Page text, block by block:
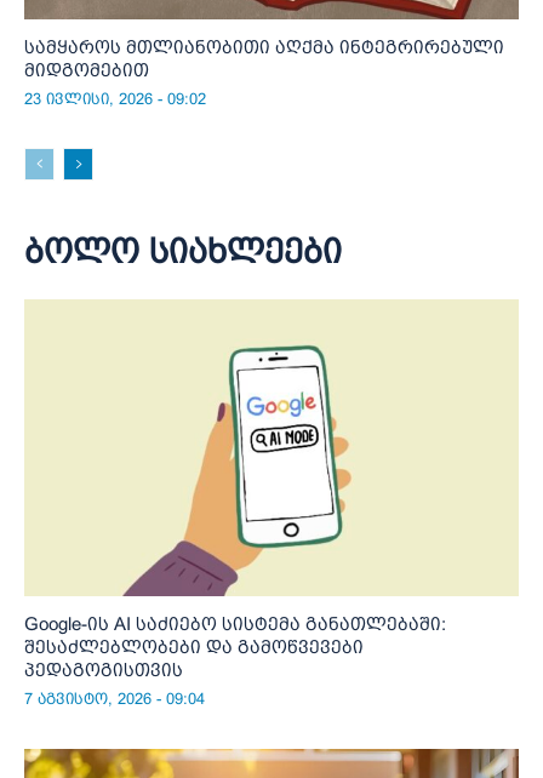
სამყაროს მთლიანობითი აღქმა ინტეგრირებული
მიდგომებით
23 ივლისი, 2026 - 09:02
ბოლო სიახლეები
Google-ის AI საძიებო სისტემა განათლებაში:
შესაძლებლობები და გამოწვევები
პედაგოგისთვის
7 აგვისტო, 2026 - 09:04